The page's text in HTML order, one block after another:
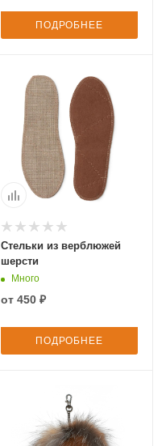
ПОДРОБНЕЕ
Стельки из верблюжей
шерсти
Много
от 450 ₽
ПОДРОБНЕЕ